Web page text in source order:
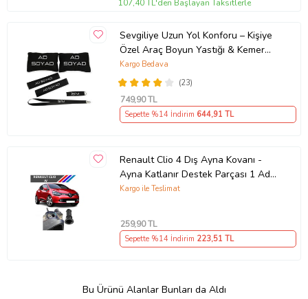
107,40 TL'den Başlayan Taksitlerle
Sevgiliye Uzun Yol Konforu – Kişiye
Özel Araç Boyun Yastığı & Kemer
Pedi Hediye Seti
(23)
Kargo Bedava
749,90 TL
Sepette %14 İndirim 644,91 TL
Renault Clio 4 Dış Ayna Kovanı -
Ayna Katlanır Destek Parçası 1 Adet
490307706 M3625
Kargo ile Teslimat
259,90 TL
Sepette %14 İndirim 223,51 TL
Bu Ürünü Alanlar Bunları da Aldı